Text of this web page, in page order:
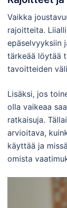
Vaikka
rajoitteita.
epäselvyyksiin
tärkeää löytää
tavoitteiden
Lisäksi, jos
olla vaikeaa
ratkaisuja.
arvioitava,
käyttää ja
omista